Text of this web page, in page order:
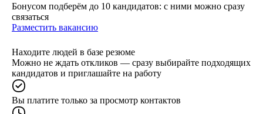
Бонусом подберём до 10 кандидатов: с ними можно сразу
связаться
Разместить вакансию
Находите людей в базе резюме
Можно не ждать откликов — сразу выбирайте подходящих
кандидатов и приглашайте на работу
Вы платите только за просмотр контактов